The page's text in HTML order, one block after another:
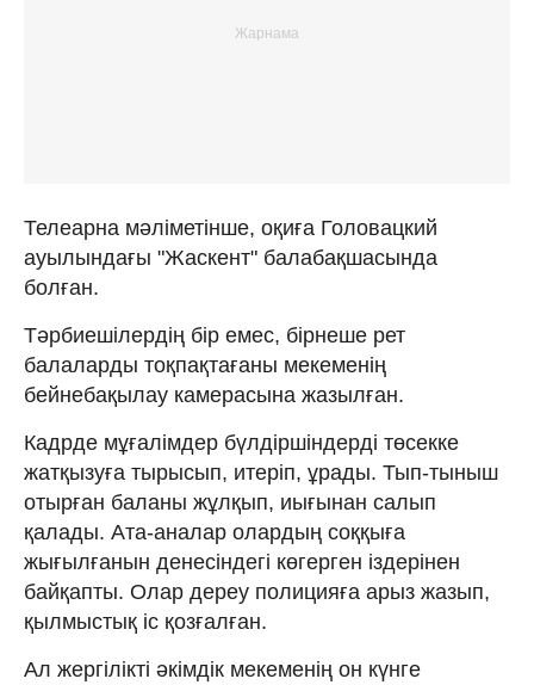
Телеарна мәліметінше, оқиға Головацкий
ауылындағы "Жаскент" балабақшасында
болған.
Тәрбиешілердің бір емес, бірнеше рет
балаларды тоқпақтағаны мекеменің
бейнебақылау камерасына жазылған.
Кадрде мұғалімдер бүлдіршіндерді төсекке
жатқызуға тырысып, итеріп, ұрады. Тып-тыныш
отырған баланы жұлқып, иығынан салып
қалады. Ата-аналар олардың соққыға
жығылғанын денесіндегі көгерген іздерінен
байқапты. Олар дереу полицияға арыз жазып,
қылмыстық іс қозғалған.
Ал жергілікті әкімдік мекеменің он күнге